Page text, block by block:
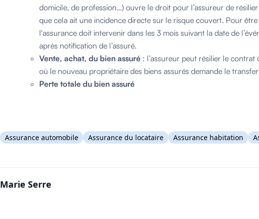
domicile, de profession…) ouvre le droit pour l’assureur de
que cela ait une incidence directe sur le risque couvert. Pour
l'assurance doit intervenir dans les 3 mois suivant la date de
après notification de l’assuré.
Vente, achat, du bien assuré : l’assureur peut résilier le
où le nouveau propriétaire des biens assurés demande le
Perte totale du bien assuré
Assurance automobile Assurance du locataire Assurance habitation
Marie Serre